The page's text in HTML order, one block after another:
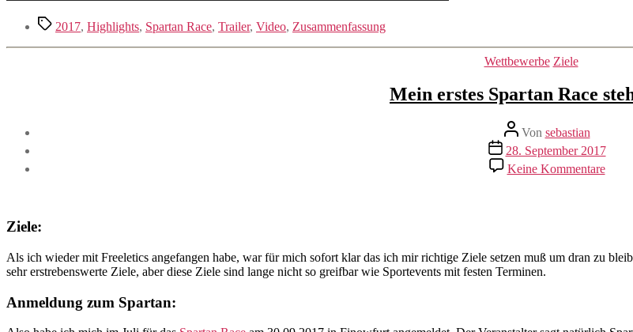
Schlagwörter
2017, Highlights, Spartan Race, Trailer, Video, Zusammenfassung
Kategorien
Wettbewerbe Ziele
Mein erstes Spartan Race
Beitragsautor
Von sebastian
Beitragsdatum
28. September 2017
Keine Kommentarezu
Mein
Ziele:
Als ich wieder mit Freeletics angefangen habe, war für mich sofort klar das ich mir richtige Ziele setzen muß um dran zu
sehr erstrebenswerte Ziele, aber diese Ziele sind lange nicht so greifbar wie Sportevents mit festen Terminen.
Anmeldung zum Spartan: